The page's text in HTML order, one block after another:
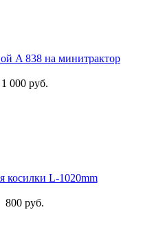
A 838 на минитрактор
1 000 руб.
косилки L-1020mm
800 руб.